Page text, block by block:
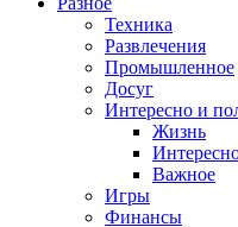
Техника
Развлечения
Промышленное
Досуг
Интересно и
Жизнь
Важное
Игры
Финансы